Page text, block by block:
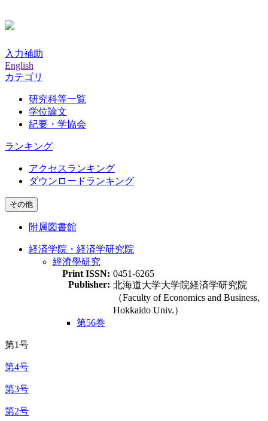
入力補助
English
カテゴリ
研究科等一覧
学位論文
紀要・学協会
ランキング
アクセスランキング
ダウンロードランキング
その他
附属図書館
経済学院・経済学研究院
經濟學研究
Print ISSN: 0451-6265
Publisher: 北海道大学大学院経済学研究院
（Faculty of Economics and Business,
Hokkaido Univ.）
第56巻
第1号
第4号
第3号
第2号